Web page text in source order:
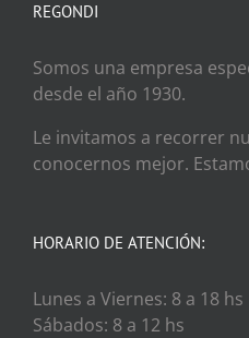
REGONDI
Somos una empresa
desde el año 1930.
Le invitamos a recorrer
conocernos mejor.
HORARIO DE ATENCIÓN:
Lunes a Viernes: 8 a 18 hs
Sábados: 8 a 12 hs